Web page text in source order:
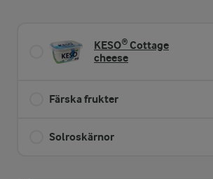
KESO® Cottage
cheese
Färska frukter
Solroskärnor